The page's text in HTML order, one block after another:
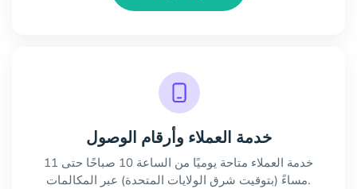
خدمة العملاء وأرقام الوصول
خدمة العملاء متاحة يوميًا من الساعة 10 صباحًا حتى 11
مساءً (بتوقيت شرق الولايات المتحدة) عبر المكالمات.